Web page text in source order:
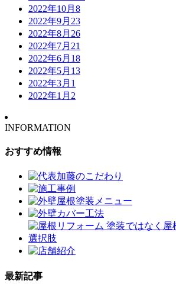
2022年10月 8
2022年9月 23
2022年8月 26
2022年7月 21
2022年6月 18
2022年5月 13
2022年3月 1
2022年1月 2
INFORMATION
おすすめ情報
最新記事